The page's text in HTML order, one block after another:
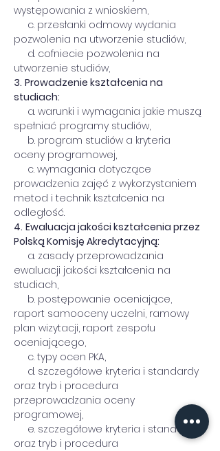
występowania z wnioskiem,
c. przesłanki odmowy wydania
pozwolenia na utworzenie studiów,
d. cofniecie pozwolenia na
utworzenie studiów,
3. Prowadzenie kształcenia na
studiach:
a. warunki i wymagania jakie muszą
spełniać programy studiów,
b. program studiów a kryteria
oceny programowej,
c. wymagania dotyczące
prowadzenia zajęć z wykorzystaniem
metod i technik kształcenia na
odległość.
4. Ewaluacja jakości kształcenia przez
Polską Komisję Akredytacyjną:
a. zasady przeprowadzania
ewaluacji jakości kształcenia na
studiach,
b. postępowanie oceniające,
raport samooceny uczelni, ramowy
plan wizytacji, raport zespołu
oceniającego,
c. typy ocen PKA,
d. szczegółowe kryteria i standardy
oraz tryb i procedura
przeprowadzania oceny
programowej,
e. szczegółowe kryteria i standardy
oraz tryb i procedura